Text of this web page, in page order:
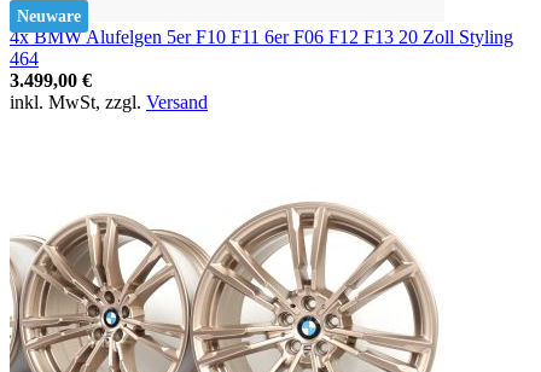
Neuware
4x BMW Alufelgen 5er F10 F11 6er F06 F12 F13 20 Zoll Styling
464
3.499,00 €
inkl. MwSt, zzgl. Versand